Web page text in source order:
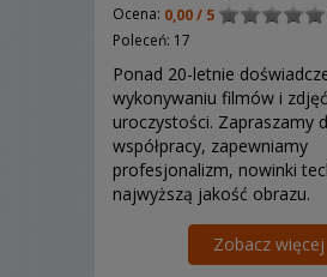
Ocena: 0,00 / 5
Poleceń: 17
Ponad 20-letnie
wykonywaniu filmów i
uroczystości. Zapraszamy
współpracy, zapewniamy
profesjonalizm, nowinki
najwyższą jakość obrazu.
Zobacz więcej